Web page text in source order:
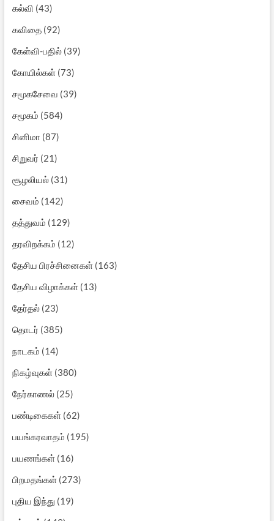
கல்வி (43)
கவிதை(92)
கேள்வி-பதில்(39)
கோயில்கள்(73)
சமூகசேவை (39)
சமூகம் (584)
சினிமா (87)
சிறுவர் (21)
சூழலியல்(31)
சைவம் (142)
தத்துவம் (129)
தரவிறக்கம் (12)
தேசிய பிரச்சினைகள்(163)
தேசிய விழாக்கள்(13)
தேர்தல்(23)
தொடர் (385)
நாடகம் (14)
நிகழ்வுகள்(380)
நேர்காணல்(25)
பண்டிகைகள்(62)
பயங்கரவாதம் (195)
பயணங்கள்(16)
பிறமதங்கள்(273)
புதிய இந்து (19)